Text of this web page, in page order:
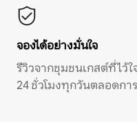
จองได้อย่างมั่นใจ
รีวิวจากชุมชนเกสต์ที่ไว้
24 ชั่วโมงทุกวันตลอดกา